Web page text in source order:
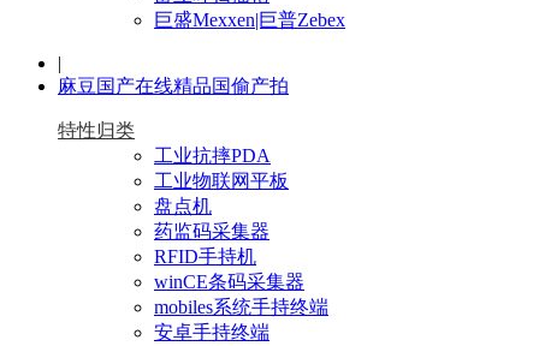
巨盛Mexxen|巨普Zebex
|
麻豆国产在线精品国偷产拍
特性归类
工业抗摔PDA
工业物联网平板
盘点机
药监码采集器
RFID手持机
winCE条码采集器
mobiles系统手持终端
安卓手持终端